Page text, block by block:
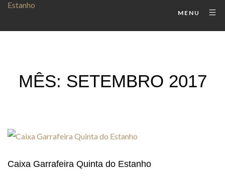
MENU
MÊS: SETEMBRO 2017
Caixa Garrafeira Quinta do Estanho